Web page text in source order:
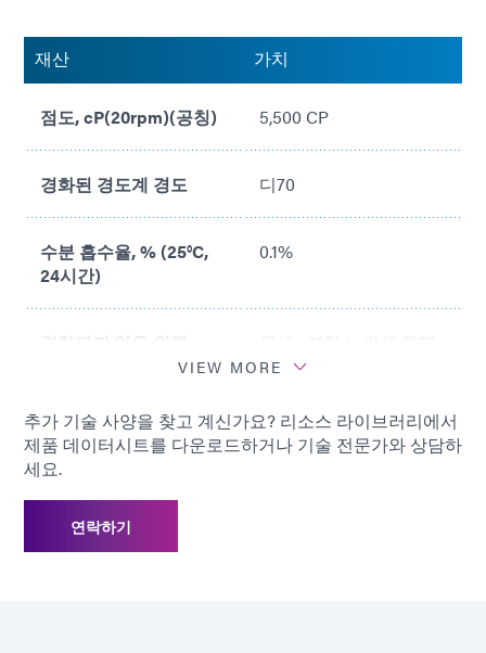
재산 가치
점도, cP(20rpm)(공칭) 5,500 CP
경화된 경도계 경도 디70
수분 흡수율, % (25°C,
24시간)
0.1%
경화되지 않은 외관
한 액체
추천 기판 ABS, PC, PVC, SS, TPU
VIEW MORE
추가 기술 사양을 찾고 계신가요? 리소스 라이브러리에서
제품 데이터시트를 다운로드하거나 기술 전문가와 상담하
세요.
연락하기